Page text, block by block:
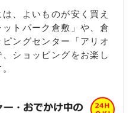
、よいものが安く買え
トパーク倉敷」や、倉
ングセンター「アリオ
ショッピングをお楽し